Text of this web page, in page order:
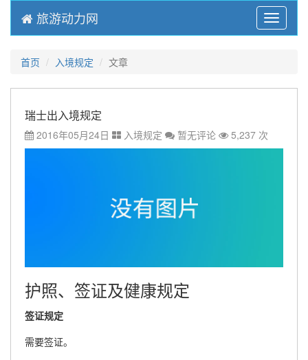
Menu
旅游动力网
首页 入境规定 文章
瑞士出入境规定
2016年05月24日 入境规定 暂无评论 5,237 次
护照、签证及健康规定
签证规定
需要签证。